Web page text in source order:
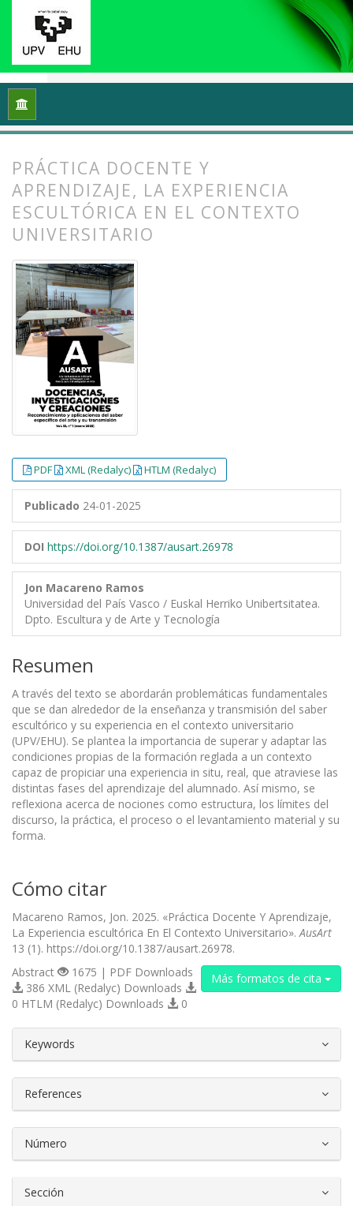
Inicio
PRÁCTICA DOCENTE Y
APRENDIZAJE, LA EXPERIENCIA
ESCULTÓRICA EN EL CONTEXTO
UNIVERSITARIO
PDF XML (Redalyc) HTLM (Redalyc)
Publicado 24-01-2025
DOI https://doi.org/10.1387/ausart.26978
Jon Macareno Ramos
Universidad del País Vasco / Euskal Herriko Unibertsitatea.
Dpto. Escultura y de Arte y Tecnología
Resumen
A través del texto se abordarán problemáticas fundamentales
que se dan alrededor de la enseñanza y transmisión del saber
escultórico y su experiencia en el contexto universitario
(UPV/EHU). Se plantea la importancia de superar y adaptar las
condiciones propias de la formación reglada a un contexto
capaz de propiciar una experiencia in situ, real, que atraviese las
distintas fases del aprendizaje del alumnado. Así mismo, se
reflexiona acerca de nociones como estructura, los límites del
discurso, la práctica, el proceso o el levantamiento material y su
forma.
Cómo citar
Macareno Ramos, Jon. 2025. «Práctica Docente Y Aprendizaje,
La Experiencia escultórica En El Contexto Universitario».AusArt
13 (1). https://doi.org/10.1387/ausart.26978.
Más formatos de cita
Abstract
1675 | PDF Downloads
386 XML (Redalyc) Downloads
0 HTLM (Redalyc) Downloads
0
Keywords
References
Número
Sección